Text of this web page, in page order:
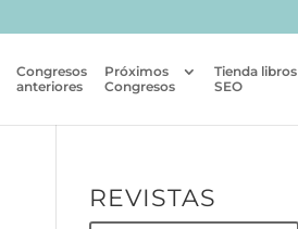
Congresos
anteriores
Próximos
Congresos
Tienda libros
SEO
REVISTAS